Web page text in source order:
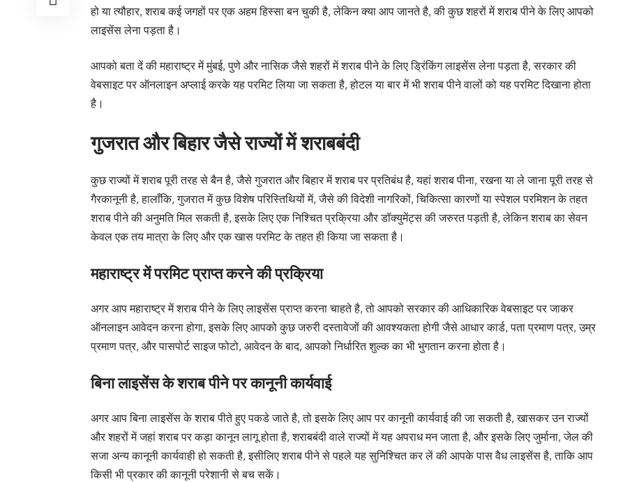
हो या त्यौहार, शराब कई जगहों पर एक अहम हिस्सा बन चुकी है, लेकिन क्या आप जानते है, की कुछ शहरों में शराब पीने के लिए आपको
लाइसेंस लेना पड़ता है।
आपको बता दें की महाराष्ट्र में मुंबई, पुणे और नासिक जैसे शहरों में शराब पीने के लिए ड्रिंकिंग लाइसेंस लेना पड़ता है, सरकार की
वेबसाइट पर ऑनलाइन अप्लाई करके यह परमिट लिया जा सकता है, होटल या बार में भी शराब पीने वालों को यह परमिट दिखाना होता
है।
गुजरात और बिहार जैसे राज्यों में शराबबंदी
कुछ राज्यों में शराब पूरी तरह से बैन है, जैसे गुजरात और बिहार में शराब पर प्रतिबंध है, यहां शराब पीना, रखना या ले जाना पूरी तरह से
गैरकानूनी है, हालाँकि, गुजरात में कुछ विशेष परिस्तिथियों में, जैसे की विदेशी नागरिकों, चिकित्सा कारणों या स्पेशल परमिशन के तहत
शराब पीने की अनुमति मिल सकती है, इसके लिए एक निश्चित प्रक्रिया और डॉक्युमेंट्स की जरुरत पड़ती है, लेकिन शराब का सेवन
केवल एक तय मात्रा के लिए और एक खास परमिट के तहत ही किया जा सकता है।
महाराष्ट्र में परमिट प्राप्त करने की प्रक्रिया
अगर आप महाराष्ट्र में शराब पीने के लिए लाइसेंस प्राप्त करना चाहते है, तो आपको सरकार की आधिकारिक वेबसाइट पर जाकर
ऑनलाइन आवेदन करना होगा, इसके लिए आपको कुछ जरुरी दस्तावेजों की आवश्यकता होगी जैसे आधार कार्ड, पता प्रमाण पत्र, उम्र
प्रमाण पत्र, और पासपोर्ट साइज फोटो, आवेदन के बाद, आपको निर्धारित शुल्क का भी भुगतान करना होता है।
बिना लाइसेंस के शराब पीने पर कानूनी कार्यवाई
अगर आप बिना लाइसेंस के शराब पीते हुए पकडे जाते है, तो इसके लिए आप पर कानूनी कार्यवाई की जा सकती है, खासकर उन राज्यों
और शहरों में जहां शराब पर कड़ा कानून लागू होता है, शराबबंदी वाले राज्यों में यह अपराध मन जाता है, और इसके लिए जुर्माना, जेल की
सजा अन्य कानूनी कार्यवाही हो सकती है, इसीलिए शराब पीने से पहले यह सुनिश्चित कर लें की आपके पास वैध लाइसेंस है, ताकि आप
किसी भी प्रकार की कानूनी परेशानी से बच सकें।